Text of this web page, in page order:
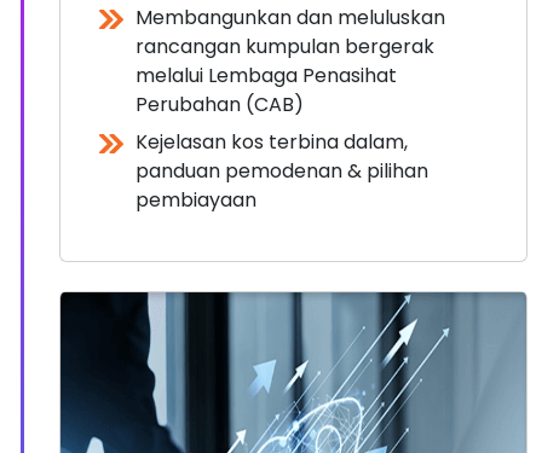
Membangunkan dan meluluskan
rancangan kumpulan bergerak
melalui Lembaga Penasihat
Perubahan (CAB)
Kejelasan kos terbina dalam,
panduan pemodenan & pilihan
pembiayaan